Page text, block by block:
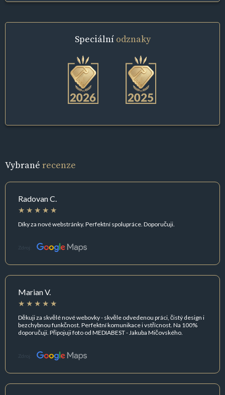
Speciální odznaky
Vybrané recenze
Radovan C.
Díky za nové webstránky. Perfektní spolupráce. Doporučuji.
Zdroj:
Marian V.
Děkuji za skvělé nové webovky - skvěle odvedenou práci, čistý design i
bezchybnou funkčnost. Perfektní komunikace i vstřícnost. Na 100%
doporučuji. Připojuji foto od MEDIABEST - Jakuba Mičovského.
Zdroj: